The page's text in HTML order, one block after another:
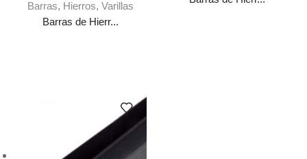
Barras, Hierros, Varillas
Barras de Hierr...